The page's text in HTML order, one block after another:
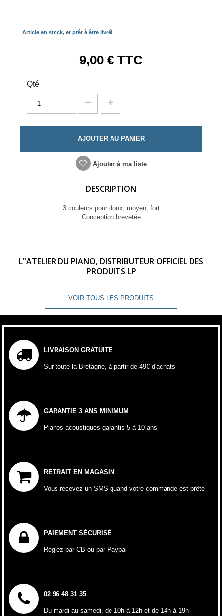
Article en stock, et prêt à être livré!
9,00 € TTC
Qté
AJOUTER AU PANIER
Ajouter à ma liste
DESCRIPTION
3 couleurs pour doux, moyen, fort
Conception brevetée
L"ATELIER DU PIANO, DISTRIBUTEUR OFFICIEL DES
PRODUITS LP
VOIR TOUS LES PRODUITS
LIVRAISON GRATUITE
Sur toute la Bretagne, à partir de 49€ d'achats
GARANTIE 3 ANS MINIMUM
Pianos acoustiques garantis 5 à 10 ans
RETRAIT EN MAGASIN
Vous recevez un SMS quand votre commande est prête
PAIEMENT SÉCURISÉ
Réglez par CB ou par Paypal
02 96 48 31 35
Du mardi au samedi, de 10h à 12h et de 14h à 19h